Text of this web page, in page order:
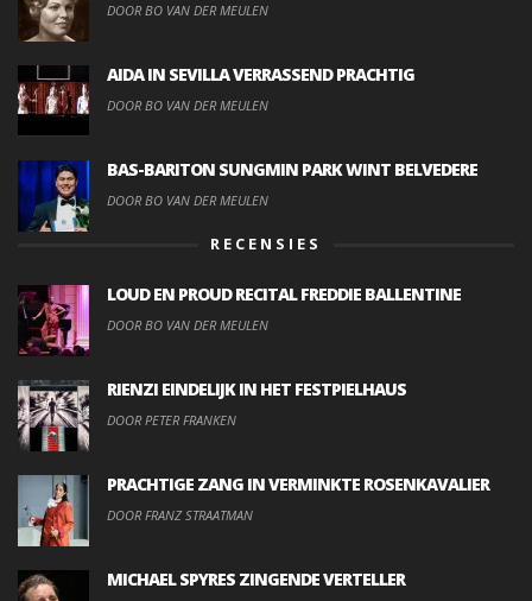
DOOR BO VAN DER MEULEN
AIDA IN SEVILLA VERRASSEND PRACHTIG
DOOR BO VAN DER MEULEN
BAS-BARITON SUNGMIN PARK WINT BELVEDERE
DOOR BO VAN DER MEULEN
RECENSIES
LOUD EN PROUD RECITAL FREDDIE BALLENTINE
DOOR BO VAN DER MEULEN
RIENZI EINDELIJK IN HET FESTPIELHAUS
DOOR PETER FRANKEN
PRACHTIGE ZANG IN VERMINKTE ROSENKAVALIER
DOOR FRANZ STRAATMAN
MICHAEL SPYRES ZINGENDE VERTELLER